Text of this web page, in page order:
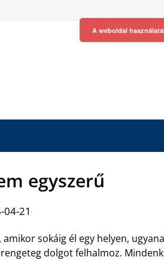
egyszerű
04-21
amikor sokáig él egy helyen,
dolgot felhalmoz.
A weboldal